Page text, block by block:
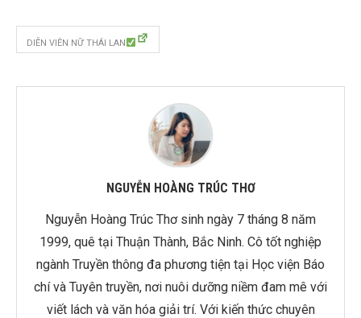
DIỄN VIÊN NỮ THÁI LAN
NGUYỄN HOÀNG TRÚC THƠ
Nguyễn Hoàng Trúc Thơ sinh ngày 7 tháng 8 năm
1999, quê tại Thuận Thành, Bắc Ninh. Cô tốt nghiệp
ngành Truyền thông đa phương tiện tại Học viện Báo
chí và Tuyên truyền, nơi nuôi dưỡng niềm đam mê với
viết lách và văn hóa giải trí. Với kiến thức chuyên